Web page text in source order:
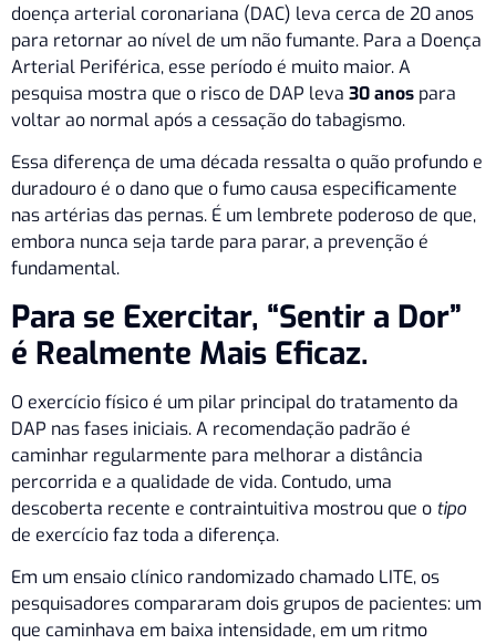
doença arterial coronariana (DAC) leva cerca de 20 anos
para retornar ao nível de um não fumante. Para a Doença
Arterial Periférica, esse período é muito maior. A
pesquisa mostra que o risco de DAP leva 30 anos para
voltar ao normal após a cessação do tabagismo.
Essa diferença de uma década ressalta o quão profundo e
duradouro é o dano que o fumo causa especificamente
nas artérias das pernas. É um lembrete poderoso de que,
embora nunca seja tarde para parar, a prevenção é
fundamental.
Para se Exercitar, “Sentir a Dor”
é Realmente Mais Eficaz.
O exercício físico é um pilar principal do tratamento da
DAP nas fases iniciais. A recomendação padrão é
caminhar regularmente para melhorar a distância
percorrida e a qualidade de vida. Contudo, uma
descoberta recente e contraintuitiva mostrou que o tipo
de exercício faz toda a diferença.
Em um ensaio clínico randomizado chamado LITE, os
pesquisadores compararam dois grupos de pacientes: um
que caminhava em baixa intensidade, em um ritmo